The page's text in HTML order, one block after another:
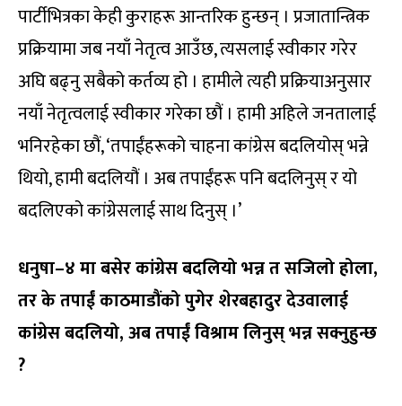
पार्टीभित्रका केही कुराहरू आन्तरिक हुन्छन् । प्रजातान्त्रिक
प्रक्रियामा जब नयाँ नेतृत्व आउँछ, त्यसलाई स्वीकार गरेर
अघि बढ्नु सबैको कर्तव्य हो । हामीले त्यही प्रक्रियाअनुसार
नयाँ नेतृत्वलाई स्वीकार गरेका छौं । हामी अहिले जनतालाई
भनिरहेका छौं, ‘तपाईंहरूको चाहना कांग्रेस बदलियोस् भन्ने
थियो, हामी बदलियौं । अब तपाईंहरू पनि बदलिनुस् र यो
बदलिएको कांग्रेसलाई साथ दिनुस् ।’
धनुषा–४ मा बसेर कांग्रेस बदलियो भन्न त सजिलो होला,
तर के तपाईं काठमाडौंको पुगेर शेरबहादुर देउवालाई
कांग्रेस बदलियो, अब तपाईं विश्राम लिनुस् भन्न सक्नुहुन्छ
?